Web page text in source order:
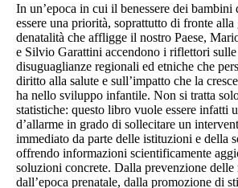
In un’epoca in cui il benessere dei bambini
essere una priorità, soprattutto di fronte alla
denatalità che affligge il nostro Paese,
e Silvio Garattini accendono i riflettori
disuguaglianze regionali ed etniche che
diritto alla salute e sull’impatto che la
ha nello sviluppo infantile. Non si tratta
statistiche: questo libro vuole essere infatti
d’allarme in grado di sollecitare un
immediato da parte delle istituzioni e della
offrendo informazioni scientificamente
soluzioni concrete. Dalla prevenzione delle
dall’epoca prenatale, dalla promozione di